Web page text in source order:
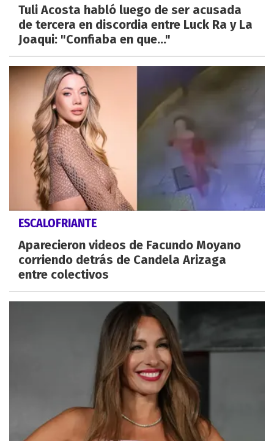
Tuli Acosta habló luego de ser acusada
de tercera en discordia entre Luck Ra y La
Joaqui: "Confiaba en que..."
ESCALOFRIANTE
Aparecieron videos de Facundo Moyano
corriendo detrás de Candela Arizaga
entre colectivos